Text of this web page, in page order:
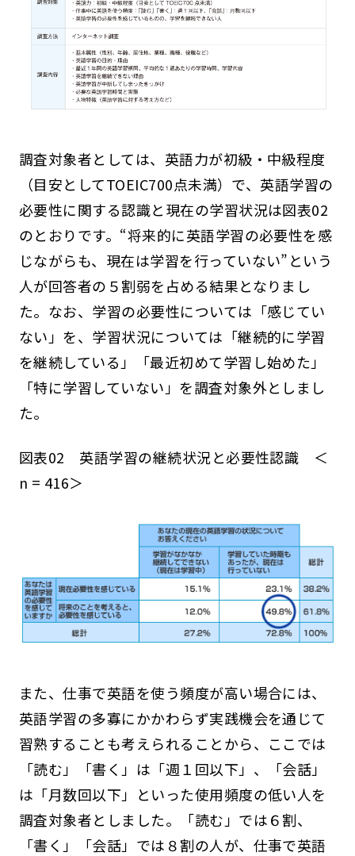
調査対象者としては、英語力が初級・中級程度
（目安としてTOEIC700点未満）で、英語学習の
必要性に関する認識と現在の学習状況は図表02
のとおりです。“将来的に英語学習の必要性を感
じながらも、現在は学習を行っていない”という
人が回答者の５割弱を占める結果となりまし
た。なお、学習の必要性については「感じてい
ない」を、学習状況については「継続的に学習
を継続している」「最近初めて学習し始めた」
「特に学習していない」を調査対象外としまし
た。
図表02 英語学習の継続状況と必要性認識 ＜
n = 416＞
また、仕事で英語を使う頻度が高い場合には、
英語学習の多寡にかかわらず実践機会を通じて
習熟することも考えられることから、ここでは
「読む」「書く」は「週１回以下」、「会話」
は「月数回以下」といった使用頻度の低い人を
調査対象者としました。「読む」では６割、
「書く」「会話」では８割の人が、仕事で英語